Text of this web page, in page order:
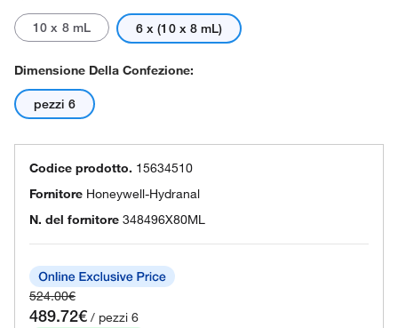
10 x 8 mL 6 x (10 x 8 mL)
Dimensione Della Confezione:
pezzi 6
Codice prodotto. 15634510
Fornitore Honeywell-Hydranal
N. del fornitore 348496X80ML
524.00€
489.72€ / pezzi 6